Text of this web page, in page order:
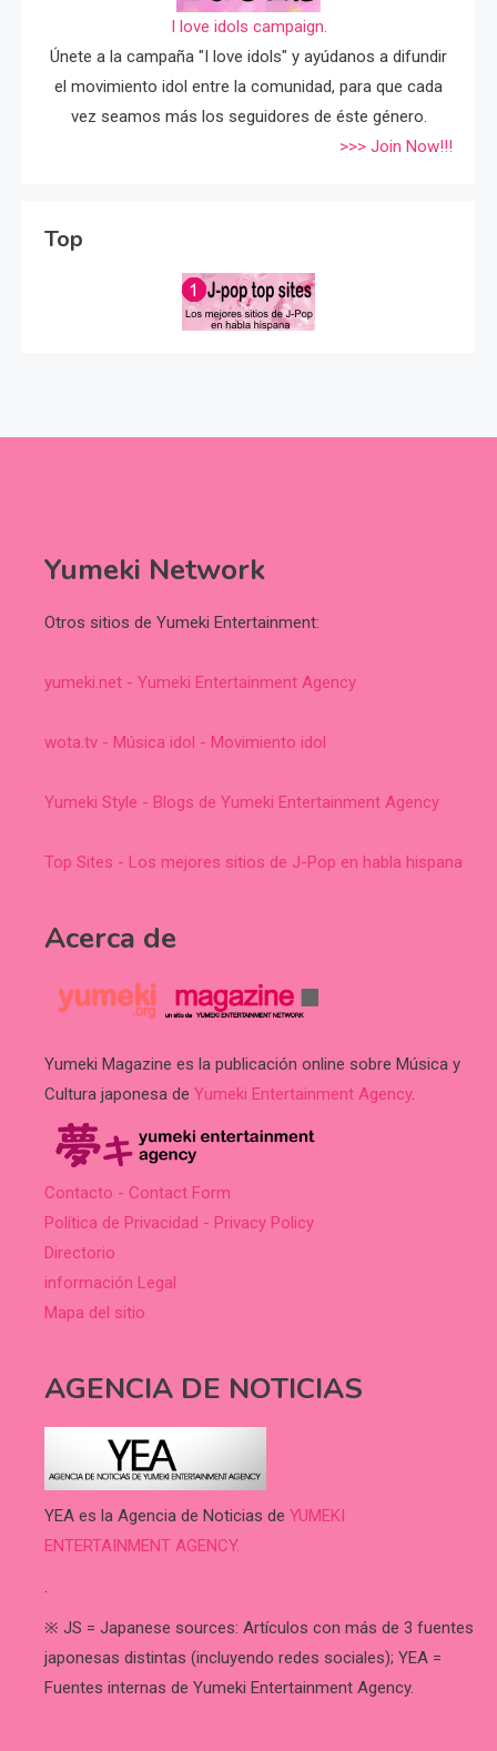
I love idols campaign.
Únete a la campaña "I love idols" y ayúdanos a difundir
el movimiento idol entre la comunidad, para que cada
vez seamos más los seguidores de éste género.
>>> Join Now!!!
Top
Yumeki Network
Otros sitios de Yumeki Entertainment:
yumeki.net - Yumeki Entertainment Agency
wota.tv - Música idol - Movimiento idol
Yumeki Style - Blogs de Yumeki Entertainment Agency
Top Sites - Los mejores sitios de J-Pop en habla hispana
Acerca de
Yumeki Magazine es la publicación online sobre Música y
Cultura japonesa de Yumeki Entertainment Agency.
Contacto - Contact Form
Política de Privacidad - Privacy Policy
Directorio
información Legal
Mapa del sitio
AGENCIA DE NOTICIAS
YEA es la Agencia de Noticias de YUMEKI
ENTERTAINMENT AGENCY.
.
※ JS = Japanese sources: Artículos con más de 3 fuentes
japonesas distintas (incluyendo redes sociales); YEA =
Fuentes internas de Yumeki Entertainment Agency.